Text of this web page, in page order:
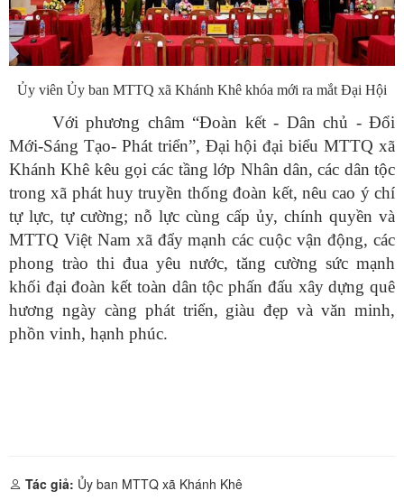
Ủy viên Ủy ban MTTQ xã Khánh Khê khóa mới ra mắt Đại Hội
Với phương châm “Đoàn kết - Dân chủ - Đổi
Mới-Sáng Tạo- Phát triển”, Đại hội đại biểu MTTQ xã
Khánh Khê kêu gọi các tầng lớp Nhân dân, các dân tộc
trong xã phát huy truyền thống đoàn kết, nêu cao ý chí
tự lực, tự cường; nỗ lực cùng cấp ủy, chính quyền và
MTTQ Việt Nam xã đẩy mạnh các cuộc vận động, các
phong trào thi đua yêu nước, tăng cường sức mạnh
khối đại đoàn kết toàn dân tộc phấn đấu xây dựng quê
hương ngày càng phát triển, giàu đẹp và văn minh,
phồn vinh, hạnh phúc.
Tác giả: Ủy ban MTTQ xã Khánh Khê